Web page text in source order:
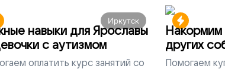
Иркутск
навыки для Ярославы
с аутизмом
оплатить курс занятий со
Накормим
других
Помогаем